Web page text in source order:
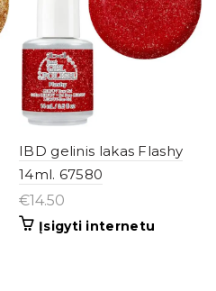
IBD gelinis lakas Flashy
14ml. 67580
€14.50
Įsigyti internetu